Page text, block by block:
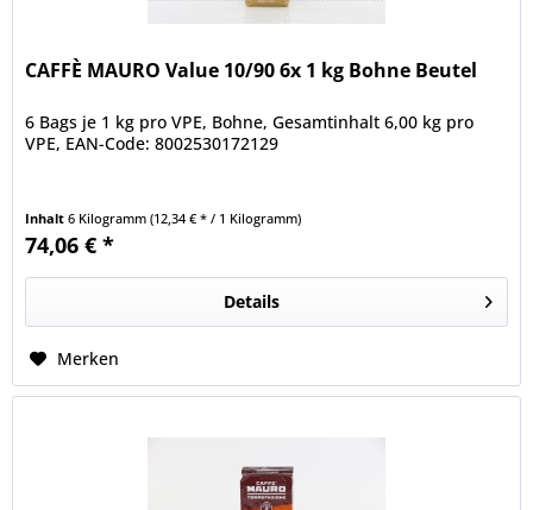
CAFFÈ MAURO Value 10/90 6x 1 kg Bohne Beutel
6 Bags je 1 kg pro VPE, Bohne, Gesamtinhalt 6,00 kg pro
VPE, EAN-Code: 8002530172129
Inhalt6 Kilogramm(12,34 € * / 1 Kilogramm)
74,06 € *
Details
Merken